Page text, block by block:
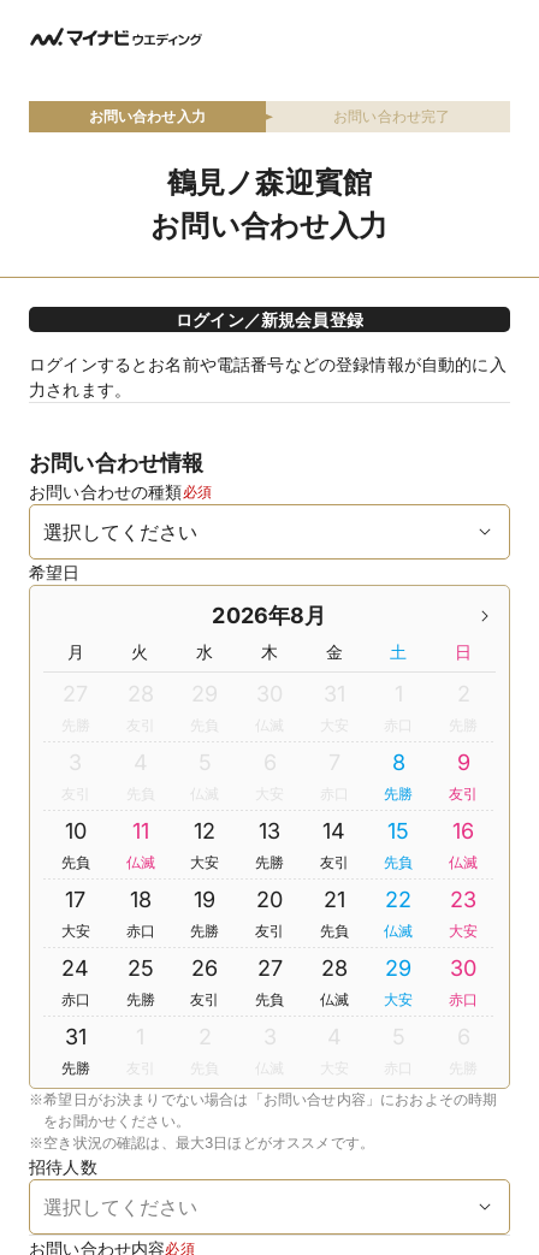
お問い合わせ入力 お問い合わせ完了
鶴見ノ森迎賓館
お問い合わせ入力
ログイン／新規会員登録
ログインするとお名前や電話番号などの登録情報が自動的に入
力されます。
お問い合わせ情報
お問い合わせの種類必須
希望日
2026年8月
月 火 水 木 金 土 日
27 28
友引
29
先負
30
仏滅
31
大安
1 2
3
友引
4
先負
5
仏滅
6
大安
7 8
先勝
9
友引
10
先負
11
仏滅
12
大安
13
先勝
14
友引
15
先負
16
仏滅
17
大安
18
赤口
19
先勝
20
友引
21
先負
22
仏滅
23
大安
24
赤口
25
先勝
26
友引
27
先負
28
仏滅
29
大安
30
赤口
31
先勝
1
友引
2
先負
3
仏滅
4
大安
5 6
※希望日がお決まりでない場合は「お問い合せ内容」におおよその時期
をお聞かせください。
※空き状況の確認は、最大3日ほどがオススメです。
招待人数
お問い合わせ内容必須